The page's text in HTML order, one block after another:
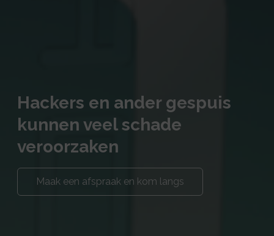
Hackers en ander gespuis
kunnen veel schade
veroorzaken
Maak een afspraak en kom langs